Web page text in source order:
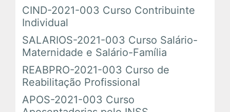
CIND-2021-003 Curso Contribuinte
Individual
SALARIOS-2021-003 Curso Salário-
Maternidade e Salário-Família
REABPRO-2021-003 Curso de
Reabilitação Profissional
APOS-2021-003 Curso